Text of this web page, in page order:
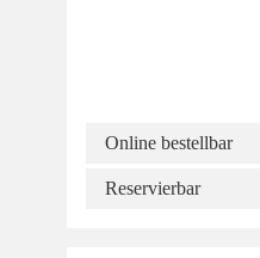
Online bestellbar
Reservierbar